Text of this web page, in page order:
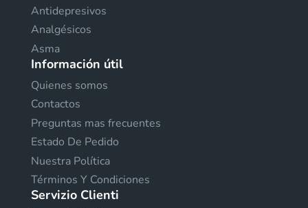
Antidepresivos
Analgésicos
Asma
Información útil
Quienes somos
Contactos
Preguntas mas frecuentes
Estado De Pedido
Nuestra Política
Términos Y Condiciones
Servizio Clienti